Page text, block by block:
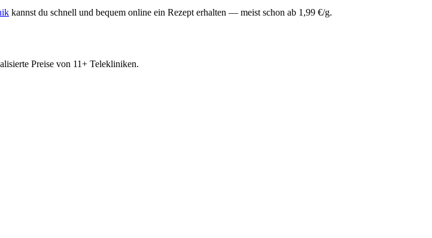
kannst du schnell und bequem online ein Rezept erhalten — meist schon ab 1,99 €/g.
Preise von 11+ Telekliniken.